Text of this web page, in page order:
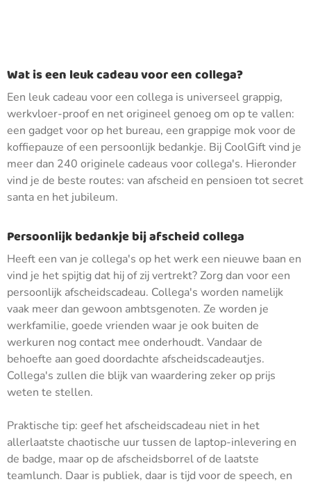
Wat is een leuk cadeau voor een collega?
Een leuk cadeau voor een collega is universeel grappig,
werkvloer-proof en net origineel genoeg om op te vallen:
een gadget voor op het bureau, een grappige mok voor de
koffiepauze of een persoonlijk bedankje. Bij CoolGift vind je
meer dan 240 originele cadeaus voor collega's. Hieronder
vind je de beste routes: van afscheid en pensioen tot secret
santa en het jubileum.
Persoonlijk bedankje bij afscheid collega
Heeft een van je collega's op het werk een nieuwe baan en
vind je het spijtig dat hij of zij vertrekt? Zorg dan voor een
persoonlijk afscheidscadeau. Collega's worden namelijk
vaak meer dan gewoon ambtsgenoten. Ze worden je
werkfamilie, goede vrienden waar je ook buiten de
werkuren nog contact mee onderhoudt. Vandaar de
behoefte aan goed doordachte afscheidscadeautjes.
Collega's zullen die blijk van waardering zeker op prijs
weten te stellen.
Praktische tip: geef het afscheidscadeau niet in het
allerlaatste chaotische uur tussen de laptop-inlevering en
de badge, maar op de afscheidsborrel of de laatste
teamlunch. Daar is publiek, daar is tijd voor de speech, en